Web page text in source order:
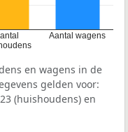
Aantal wagens
en wagens in de
gelden voor:
(huishoudens) en